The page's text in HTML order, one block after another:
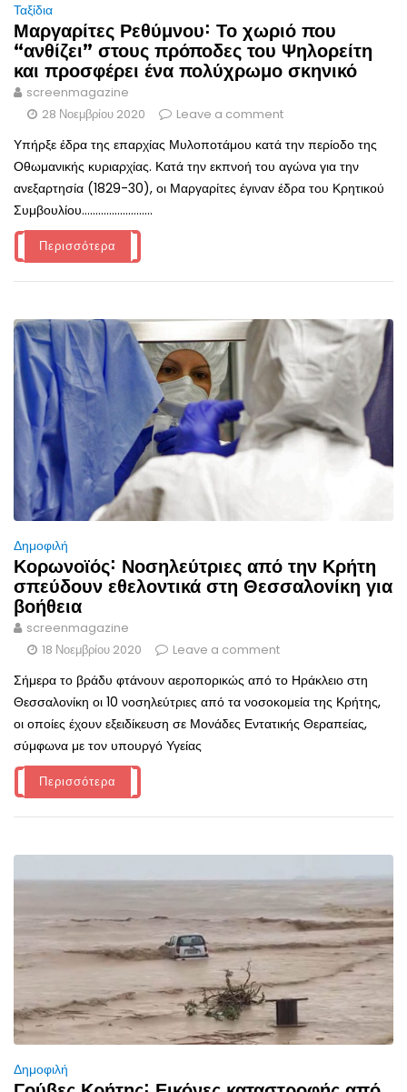
Ταξίδια
Μαργαρίτες Ρεθύμνου˸ Το χωριό που
“ανθίζει” στους πρόποδες του Ψηλορείτη
και προσφέρει ένα πολύχρωμο σκηνικό
screenmagazine
28 Νοεμβρίου 2020
Leave a comment
Υπήρξε έδρα της επαρχίας Μυλοποτάμου κατά την περίοδο της
Οθωμανικής κυριαρχίας. Κατά την εκπνοή του αγώνα για την
ανεξαρτησία (1829-30), οι Μαργαρίτες έγιναν έδρα του Κρητικού
Συμβουλίου..........................
Περισσότερα
Δημοφιλή
Κορωνοϊός˸ Νοσηλεύτριες από την Κρήτη
σπεύδουν εθελοντικά στη Θεσσαλονίκη για
βοήθεια
screenmagazine
18 Νοεμβρίου 2020
Leave a comment
Σήμερα το βράδυ φτάνουν αεροπορικώς από το Ηράκλειο στη
Θεσσαλονίκη οι 10 νοσηλεύτριες από τα νοσοκομεία της Κρήτης,
οι οποίες έχουν εξειδίκευση σε Μονάδες Εντατικής Θεραπείας,
σύμφωνα με τον υπουργό Υγείας
Περισσότερα
Δημοφιλή